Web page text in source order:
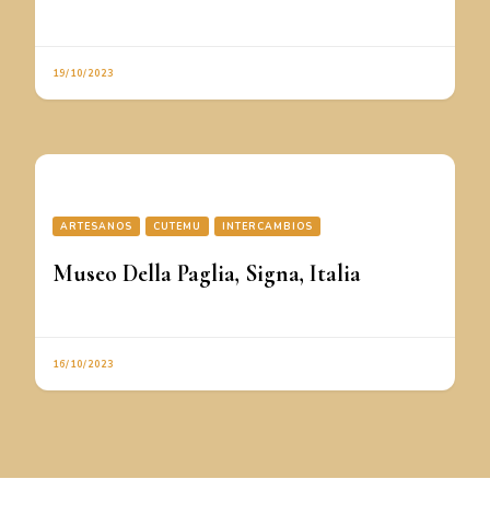
19/10/2023
ARTESANOS CUTEMU INTERCAMBIOS
Museo Della Paglia, Signa, Italia
16/10/2023